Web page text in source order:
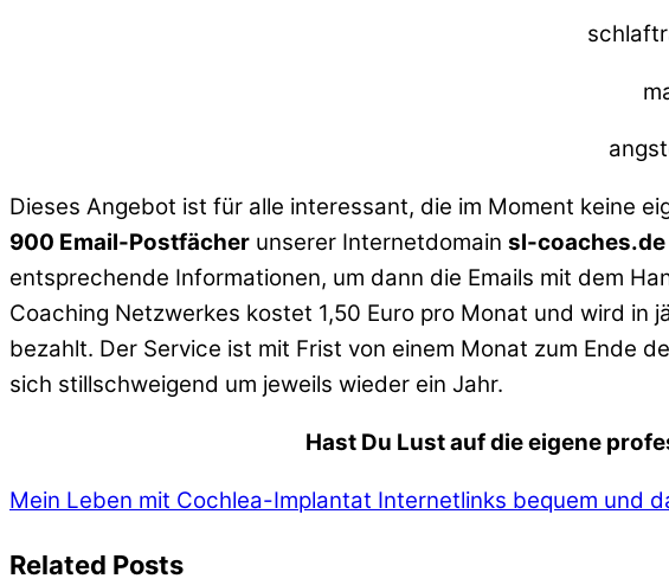
Dieses Angebot ist für alle interessant, die im Moment keine
900 Email-Postfächer unserer Internetdomain sl-coaches.de
entsprechende Informationen, um dann die Emails mit dem
Coaching Netzwerkes kostet 1,50 Euro pro Monat und wird in
bezahlt. Der Service ist mit Frist von einem Monat zum Ende
sich stillschweigend um jeweils wieder ein Jahr.
Hast Du Lust auf die eigene
Mein Leben mit Cochlea-Implantat Internetlinks bequem und
Related Posts